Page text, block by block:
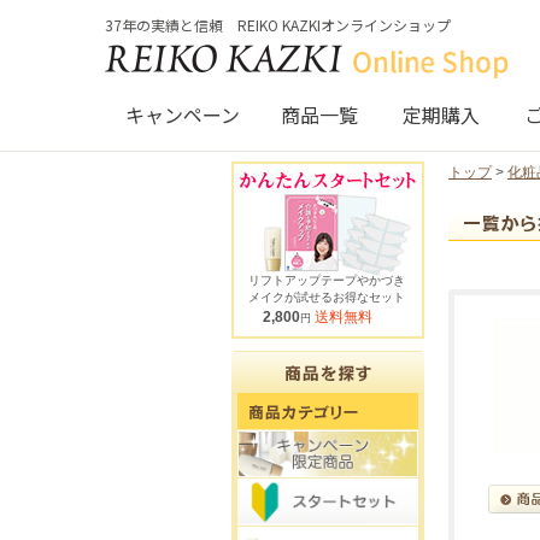
37年の実績と信頼 REIKO KAZKIオンラインショップ
キャンペーン 商品一覧 定期購入
リフトアップテープやかづき
メイクが試せるお得なセット
2,800円 送料無料
トップ> 化粧